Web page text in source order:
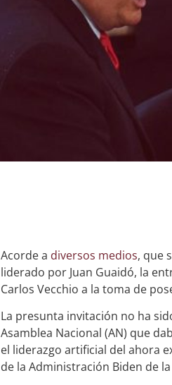
Acorde a diversos medios, que
liderado por Juan Guaidó, la
Carlos Vecchio a la toma de
La presunta invitación no ha
Asamblea Nacional (AN) que
el liderazgo artificial del ahora
de la Administración Biden de